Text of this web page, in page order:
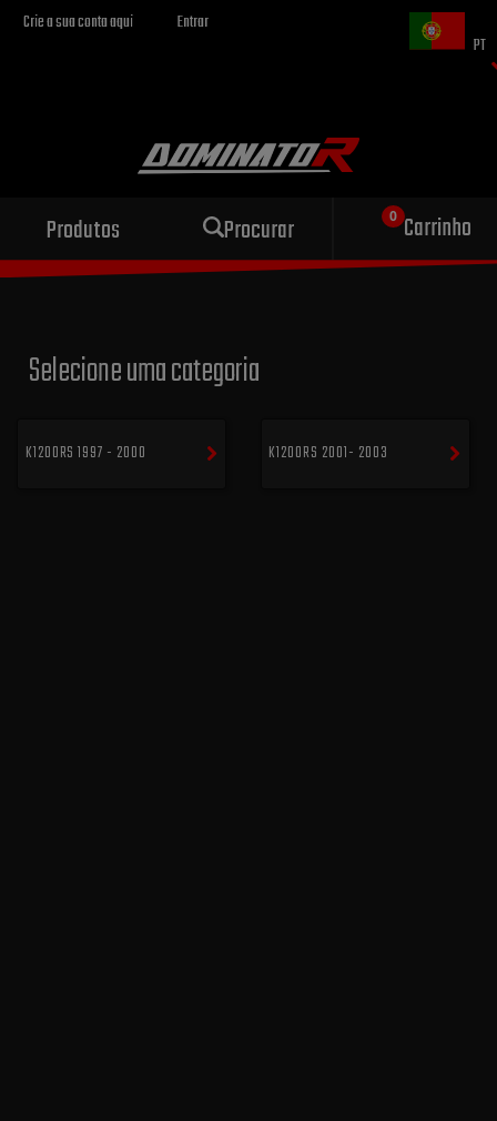
Crie a sua conta aqui
Entrar
PT
Produtos Procurar Carrinho
Escape esportivo
para sua motocicleta
Selecione uma categoria
K1200RS 1997 - 2000 K1200RS 2001- 2003